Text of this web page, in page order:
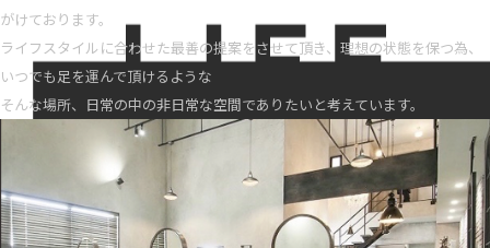
がけております。
ライフスタイルに合わせた最善の提案をさせて頂き、理想の状態を保つ為、
いつでも足を運んで頂けるような
そんな場所、日常の中の非日常な空間でありたいと考えています。